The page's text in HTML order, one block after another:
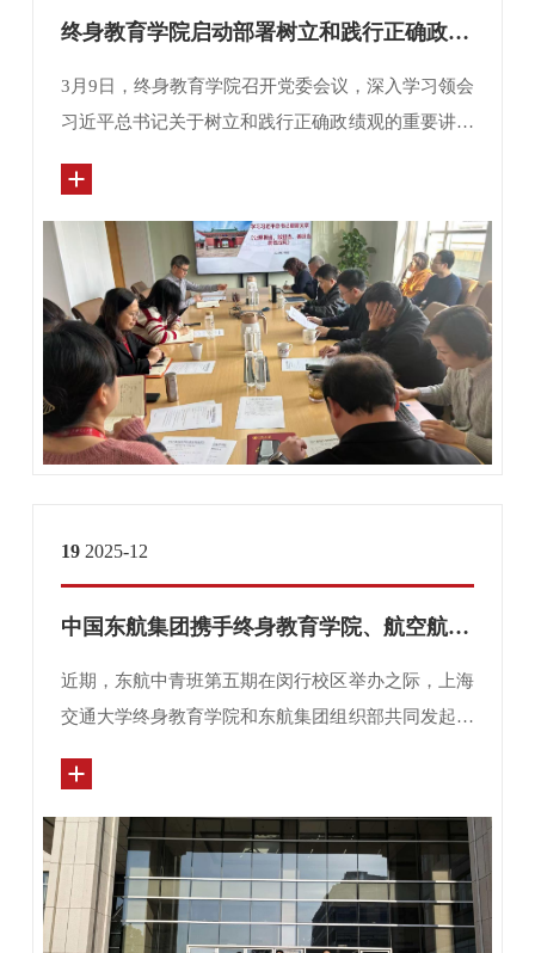
终身教育学院启动部署树立和践行正确政绩观学习教育
3月9日，终身教育学院召开党委会议，深入学习领会
习近平总书记关于树立和践行正确政绩观的重要讲话
19 2025-12
中国东航集团携手终身教育学院、航空航天学院举办党建联建活动
近期，东航中青班第五期在闵行校区举办之际，上海
交通大学终身教育学院和东航集团组织部共同发起党